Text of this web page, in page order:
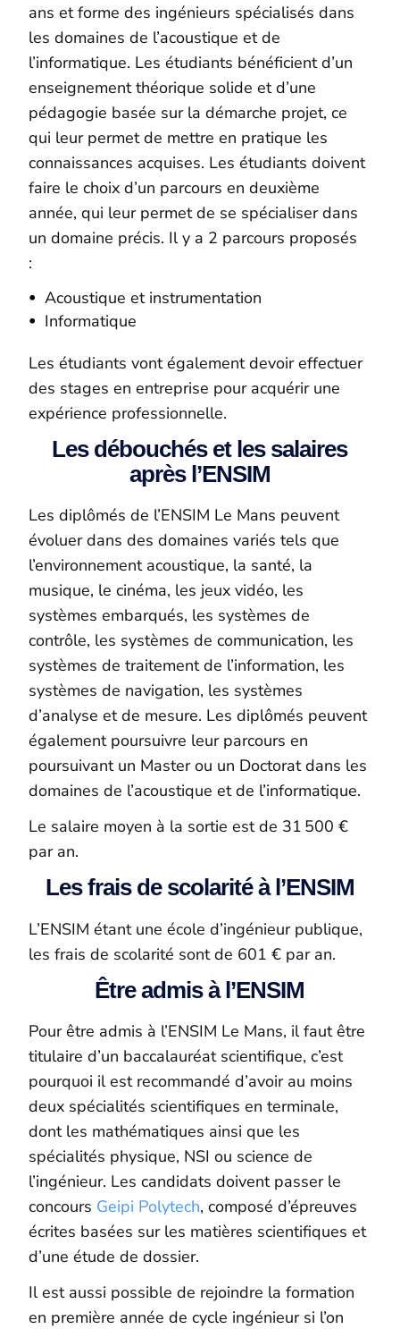
ans et forme des ingénieurs spécialisés dans
les domaines de l’acoustique et de
l’informatique. Les étudiants bénéficient d’un
enseignement théorique solide et d’une
pédagogie basée sur la démarche projet, ce
qui leur permet de mettre en pratique les
connaissances acquises. Les étudiants doivent
faire le choix d’un parcours en deuxième
année, qui leur permet de se spécialiser dans
un domaine précis. Il y a 2 parcours proposés
:
Acoustique et instrumentation
Informatique
Les étudiants vont également devoir effectuer
des stages en entreprise pour acquérir une
expérience professionnelle.
Les débouchés et les salaires
après l’ENSIM
Les diplômés de l’ENSIM Le Mans peuvent
évoluer dans des domaines variés tels que
l’environnement acoustique, la santé, la
musique, le cinéma, les jeux vidéo, les
systèmes embarqués, les systèmes de
contrôle, les systèmes de communication, les
systèmes de traitement de l’information, les
systèmes de navigation, les systèmes
d’analyse et de mesure. Les diplômés peuvent
également poursuivre leur parcours en
poursuivant un Master ou un Doctorat dans les
domaines de l’acoustique et de l’informatique.
Le salaire moyen à la sortie est de 31 500 €
par an.
Les frais de scolarité à l’ENSIM
L’ENSIM étant une école d’ingénieur publique,
les frais de scolarité sont de 601 € par an.
Être admis à l’ENSIM
Pour être admis à l’ENSIM Le Mans, il faut être
titulaire d’un baccalauréat scientifique, c’est
pourquoi il est recommandé d’avoir au moins
deux spécialités scientifiques en terminale,
dont les mathématiques ainsi que les
spécialités physique, NSI ou science de
l’ingénieur. Les candidats doivent passer le
concours Geipi Polytech, composé d’épreuves
écrites basées sur les matières scientifiques et
d’une étude de dossier.
Il est aussi possible de rejoindre la formation
en première année de cycle ingénieur si l’on